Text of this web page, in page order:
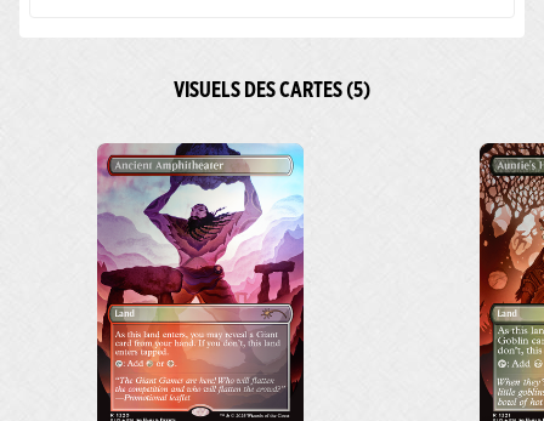
VISUELS DES CARTES (5)